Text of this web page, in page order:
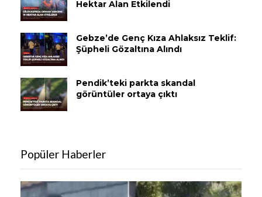
Hektar Alan Etkilendi
Gebze’de Genç Kıza Ahlaksız Teklif:
Şüpheli Gözaltına Alındı
Pendik’teki parkta skandal
görüntüler ortaya çıktı
Popüler Haberler